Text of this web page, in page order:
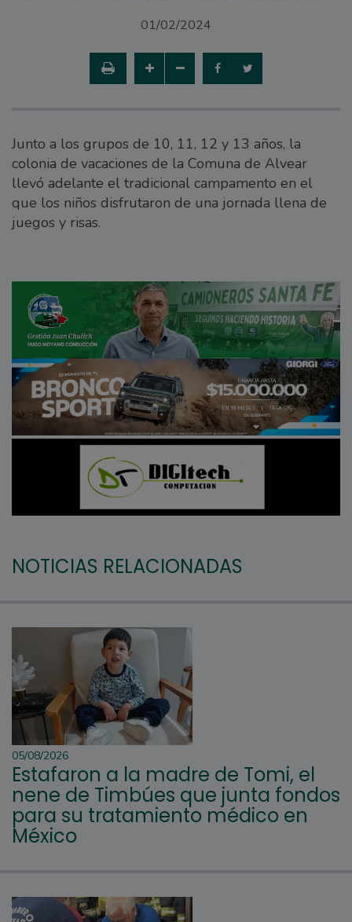
01/02/2024
Junto a los grupos de 10, 11, 12 y 13 años, la
colonia de vacaciones de la Comuna de Alvear
llevó adelante el tradicional campamento en el
que los niños disfrutaron de una jornada llena de
juegos y risas.
NOTICIAS RELACIONADAS
05/08/2026
Estafaron a la madre de Tomi, el
nene de Timbúes que junta fondos
para su tratamiento médico en
México